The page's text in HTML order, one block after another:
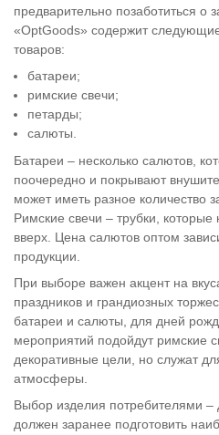
предварительно позаботиться о
«OptGoods» содержит
товаров:
батареи;
римские свечи;
петарды;
салюты.
Батареи – несколько салютов,
поочередно и покрывают
может иметь разное количество
Римские свечи – трубки,
вверх. Цена салютов оптом
продукции.
При выборе важен акцент на
праздников и грандиозных
батареи и салюты, для дней
мероприятий подойдут римские
декоративные цели, но служат
атмосферы.
Выбор изделия потребителями –
должен заранее подготовить